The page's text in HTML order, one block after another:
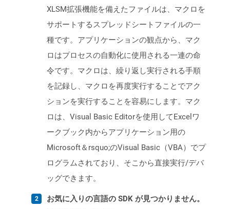
XLSM拡張機能を備えたファイルは、マクロを
サポートするスプレッドシートファイルの一
種です。アプリケーションの観点から、マク
ロはプロセスの自動化に使用される一連の命
令です。マクロは、繰り返し実行される手順
を記録し、マクロを再度実行することでアク
ションを実行することを容易にします。マク
ロは、Visual Basic Editorを使用してExcelワ
ークブック内からアプリケーション用の
Microsoft＆rsquo;のVisual Basic（VBA）でプ
ログラムされており、そこから直接実行/デバ
ッグできます。
お気に入りの言語の SDK が見つかりません。